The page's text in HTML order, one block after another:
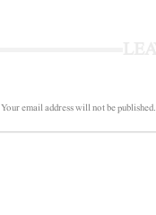
Your email address will not be published.